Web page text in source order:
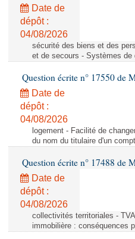
Date de
dépôt :
04/08/2026
sécurité des biens et des
et de secours - Systèmes de
Question écrite n° 17550 de
Date de
dépôt :
04/08/2026
logement - Facilité de
du nom du titulaire d'un
Question écrite n° 17488 de
Date de
dépôt :
04/08/2026
collectivités territoriales -
immobilière : conséquences